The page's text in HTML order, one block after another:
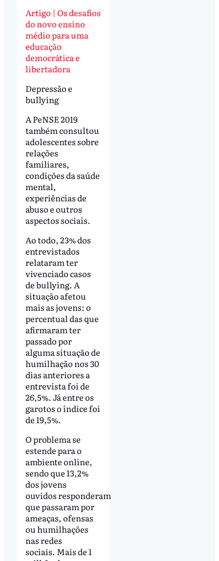
Artigo | Os desafios
do novo ensino
médio para uma
educação
democrática e
libertadora
Depressão e
bullying
A PeNSE 2019
também consultou
adolescentes sobre
relações
familiares,
condições da saúde
mental,
experiências de
abuso e outros
aspectos sociais.
Ao todo, 23% dos
entrevistados
relataram ter
vivenciado casos
de bullying. A
situação afetou
mais as jovens: o
percentual das que
afirmaram ter
passado por
alguma situação de
humilhação nos 30
dias anteriores a
entrevista foi de
26,5%. Já entre os
garotos o índice foi
de 19,5%.
O problema se
estende para o
ambiente online,
sendo que 13,2%
dos jovens
ouvidos responderam
que passaram por
ameaças, ofensas
ou humilhações
nas redes
sociais. Mais de 1